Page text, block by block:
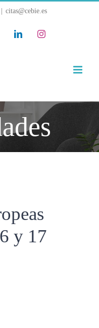
citas@cebie.es
Tiktok LinkedInInstagram
y 17